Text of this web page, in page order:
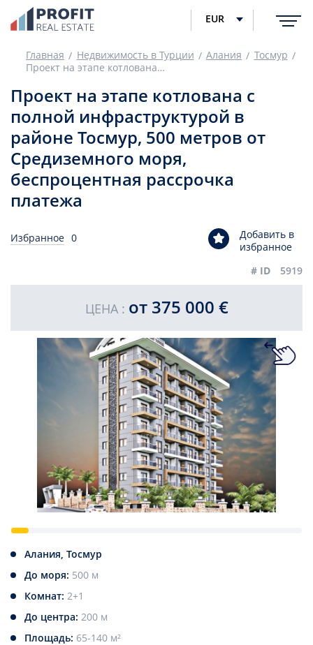
EUR
Главная Недвижимость в Турции Алания
Тосмур
Проект на этапе котлована с полной инфраструктурой в районе Тосмур, 500 метров от Средиземного моря, беспроцентная рассрочка платежа
Проект на этапе котлована с
полной инфраструктурой в
районе Тосмур, 500 метров от
Средиземного моря,
беспроцентная рассрочка
платежа
Избранное 0
Добавить в
избранное
# ID
5919
ЦЕНА : от 375 000 €
Алания, Тосмур
До моря: 500 м
Комнат: 2+1
До центра: 200 м
Площадь: 65-140 м²